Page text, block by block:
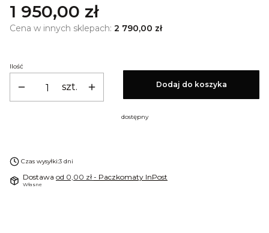
Cena
1 950,00 zł
Cena w innych sklepach: 2 790,00 zł
Ilość
szt. Dodaj do koszyka
dostępny
Czas wysyłki:3 dni
Dostawa od 0,00 zł - Paczkomaty InPost
Własne